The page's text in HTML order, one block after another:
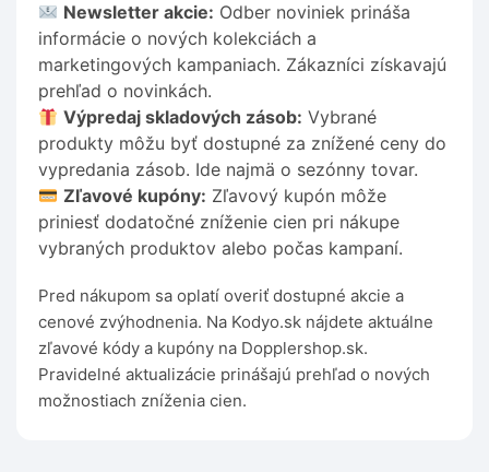
Newsletter akcie: Odber noviniek prináša
informácie o nových kolekciách a
marketingových kampaniach. Zákazníci získavajú
prehľad o novinkách.
Výpredaj skladových zásob: Vybrané
produkty môžu byť dostupné za znížené ceny do
vypredania zásob. Ide najmä o sezónny tovar.
Zľavové kupóny: Zľavový kupón môže
priniesť dodatočné zníženie cien pri nákupe
vybraných produktov alebo počas kampaní.
Pred nákupom sa oplatí overiť dostupné akcie a
cenové zvýhodnenia. Na Kodyo.sk nájdete aktuálne
zľavové kódy a kupóny na Dopplershop.sk.
Pravidelné aktualizácie prinášajú prehľad o nových
možnostiach zníženia cien.